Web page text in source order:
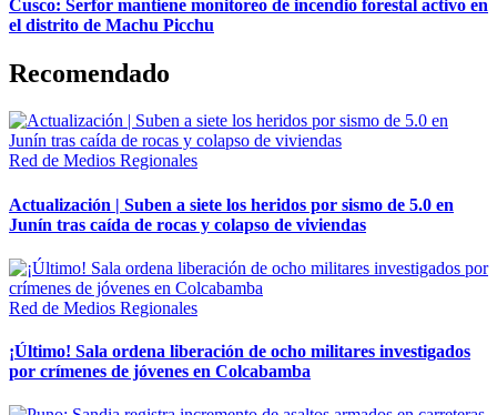
Cusco: Serfor mantiene monitoreo de incendio forestal activo en
el distrito de Machu Picchu
Recomendado
Red de Medios Regionales
Actualización | Suben a siete los heridos por sismo de 5.0 en
Junín tras caída de rocas y colapso de viviendas
Red de Medios Regionales
¡Último! Sala ordena liberación de ocho militares investigados
por crímenes de jóvenes en Colcabamba